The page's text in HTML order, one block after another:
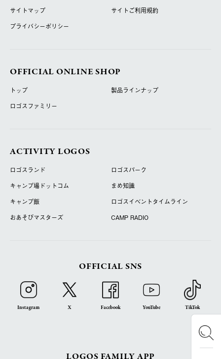
サイトマップ
サイトご利用規約
プライバシーポリシー
OFFICIAL ONLINE SHOP
トップ
製品ラインナップ
ロゴスファミリー
ACTIVITY LOGOS
ロゴスランド
ロゴスパーク
キャンプ場ドットコム
まめ知識
キャンプ飯
ロゴスイベントタイムライン
おあそびマスターズ
CAMP RADIO
OFFICIAL SNS
Instagram X Facebook YouTube TikTok